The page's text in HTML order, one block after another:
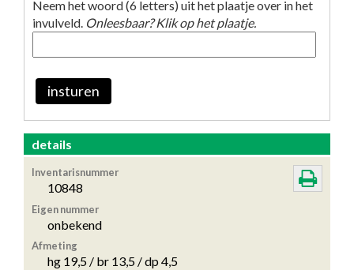
Neem het woord (6 letters) uit het plaatje over in het
invulveld. Onleesbaar? Klik op het plaatje.
insturen
details
Inventarisnummer
10848
Eigen nummer
onbekend
Afmeting
hg 19,5 / br 13,5 / dp 4,5